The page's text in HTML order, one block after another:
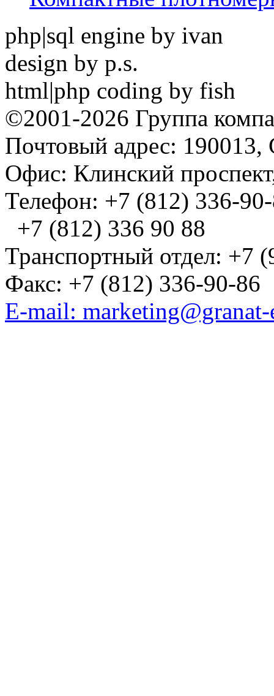
php|sql engine by ivan
design by p.s.
html|php coding by fish
©2001-2026 Группа
Почтовый адрес: 190013,
Офис: Клинский
Телефон: +7 (812) 336-
+7 (812) 336 90 88
Транспортный отдел: +7
Факс: +7 (812) 336-90-86
E-mail: